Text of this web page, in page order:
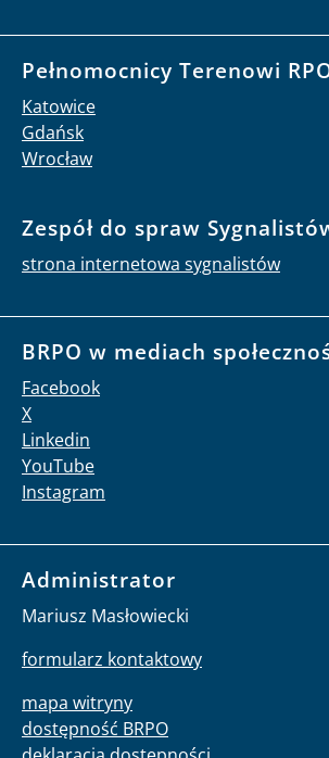
Pełnomocnicy Terenowi
Katowice
Gdańsk
Wrocław
Zespół do spraw
strona internetowa sygnalistów
BRPO w mediach
Facebook
X
Linkedin
YouTube
Instagram
Administrator
Mariusz Masłowiecki
formularz kontaktowy
mapa witryny
dostępność BRPO